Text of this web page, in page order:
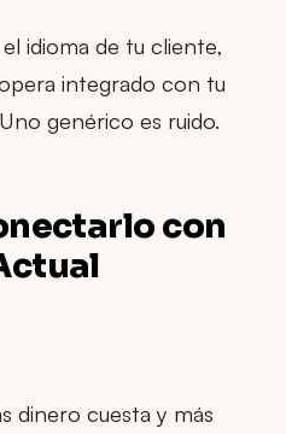
idioma de tu cliente,
integrado con tu
genérico es ruido.
con
dinero cuesta y más